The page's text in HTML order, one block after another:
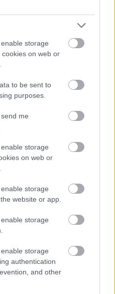
storage
on web or
to be sent to
purposes.
me
storage
on web or
storage
website or app.
storage
storage
authentication
and other
κρύβουν μέτρια
με πιο υψηλές τιμές.
και καλύτερες
κέντρο είναι ακόμα πιο
όσο και στα